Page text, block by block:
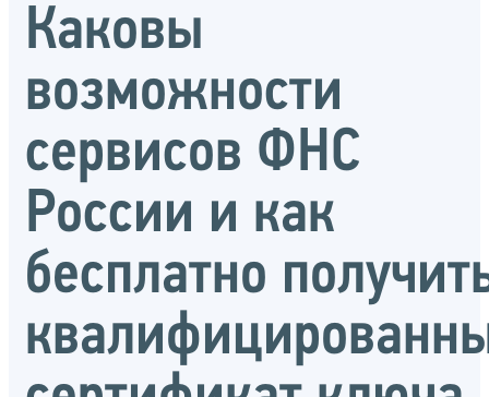
Каковы
возможности
сервисов ФНС
России и как
бесплатно